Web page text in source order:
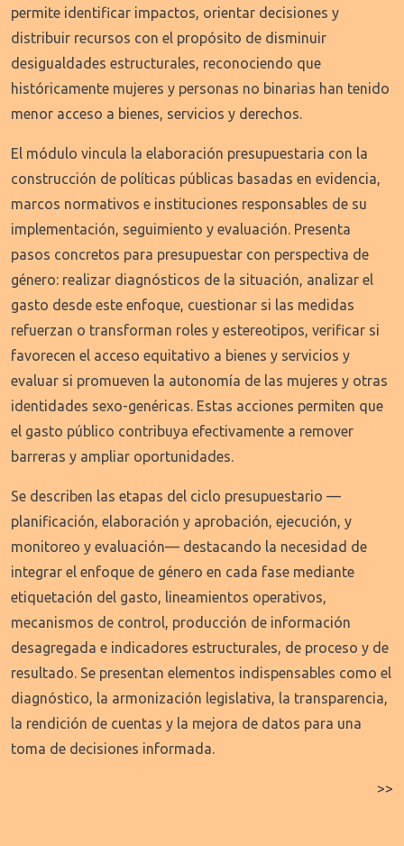
permite identificar impactos, orientar decisiones y
distribuir recursos con el propósito de disminuir
desigualdades estructurales, reconociendo que
históricamente mujeres y personas no binarias han tenido
menor acceso a bienes, servicios y derechos.
El módulo vincula la elaboración presupuestaria con la
construcción de políticas públicas basadas en evidencia,
marcos normativos e instituciones responsables de su
implementación, seguimiento y evaluación. Presenta
pasos concretos para presupuestar con perspectiva de
género: realizar diagnósticos de la situación, analizar el
gasto desde este enfoque, cuestionar si las medidas
refuerzan o transforman roles y estereotipos, verificar si
favorecen el acceso equitativo a bienes y servicios y
evaluar si promueven la autonomía de las mujeres y otras
identidades sexo-genéricas. Estas acciones permiten que
el gasto público contribuya efectivamente a remover
barreras y ampliar oportunidades.
Se describen las etapas del ciclo presupuestario —
planificación, elaboración y aprobación, ejecución, y
monitoreo y evaluación— destacando la necesidad de
integrar el enfoque de género en cada fase mediante
etiquetación del gasto, lineamientos operativos,
mecanismos de control, producción de información
desagregada e indicadores estructurales, de proceso y de
resultado. Se presentan elementos indispensables como el
diagnóstico, la armonización legislativa, la transparencia,
la rendición de cuentas y la mejora de datos para una
toma de decisiones informada.
>>